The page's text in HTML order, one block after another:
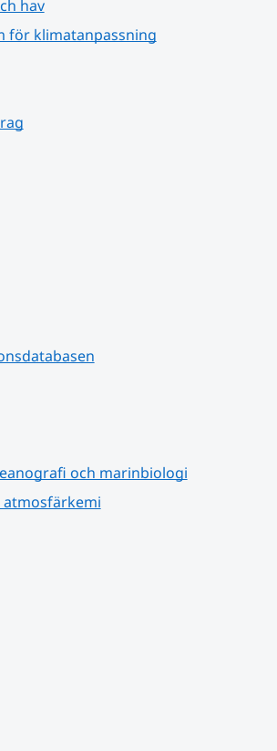
hav
för klimatanpassning
annan webbplats.
och marinbiologi
webbplats.
webbplats.